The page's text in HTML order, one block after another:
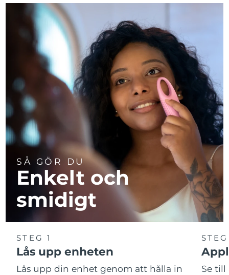
SÅ GÖR DU
Enkelt och
smidigt
STEG 1
Lås upp enheten
Lås upp din enhet genom att hålla in
Se